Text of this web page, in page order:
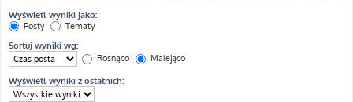
Wyświetl wyniki jako:
Posty
Tematy
Sortuj wyniki wg:
Rosnąco
Malejąco
Wyświetl wyniki z ostatnich: